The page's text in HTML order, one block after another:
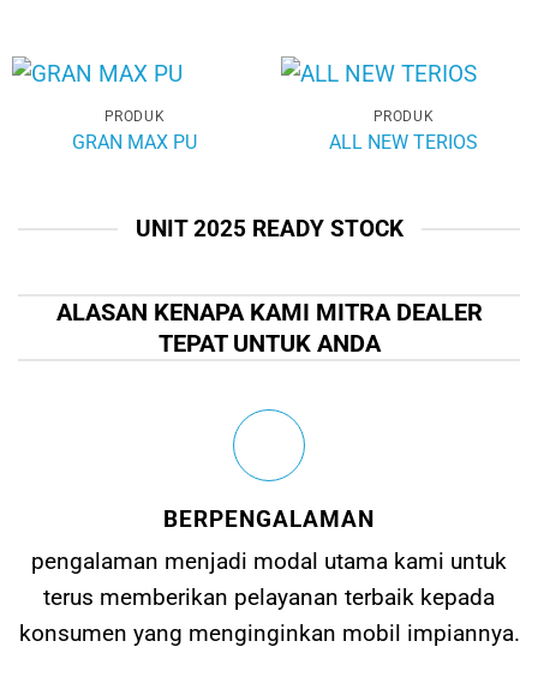
PRODUK
GRAN MAX PU
PRODUK
ALL NEW TERIOS
UNIT 2025 READY STOCK
ALASAN KENAPA KAMI MITRA DEALER
TEPAT UNTUK ANDA
BERPENGALAMAN
pengalaman menjadi modal utama kami untuk
terus memberikan pelayanan terbaik kepada
konsumen yang menginginkan mobil impiannya.